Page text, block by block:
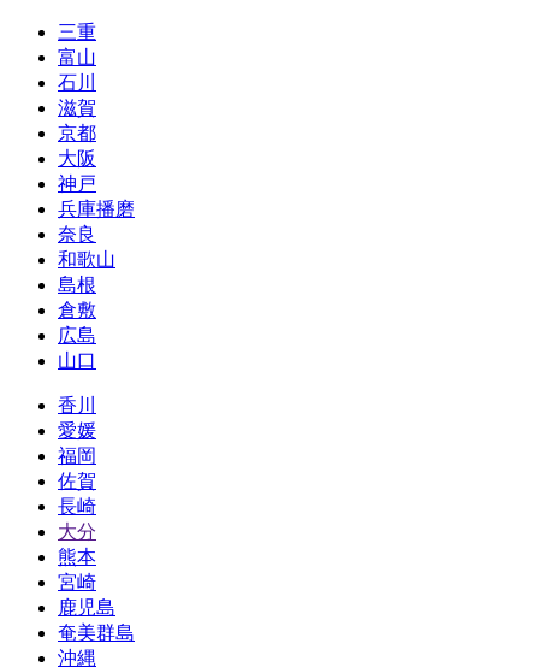
三重
富山
石川
滋賀
京都
大阪
神戸
兵庫播磨
奈良
和歌山
島根
倉敷
広島
山口
香川
愛媛
福岡
佐賀
長崎
大分
熊本
宮崎
鹿児島
奄美群島
沖縄